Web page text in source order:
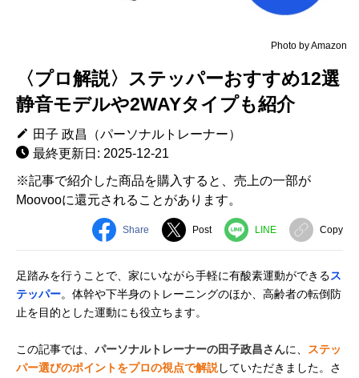
Photo by Amazon
〈プロ解説〉ステッパーおすすめ12選
静音モデルや2WAYタイプも紹介
田子 政昌（パーソナルトレーナー）
最終更新日: 2025-12-21
※記事で紹介した商品を購入すると、売上の一部が
Moovooに還元されることがあります。
Share Post LINE Copy
足踏みを行うことで、家にいながら手軽に有酸素運動ができるス
テッパー。体幹や下半身のトレーニングのほか、高齢者の転倒防
止を目的とした運動にも役立ちます。
この記事では、 パーソナルトレーナーの田子政昌さんに、
ステッ
パー選びのポイントをプロの視点で解説していただきました。さ